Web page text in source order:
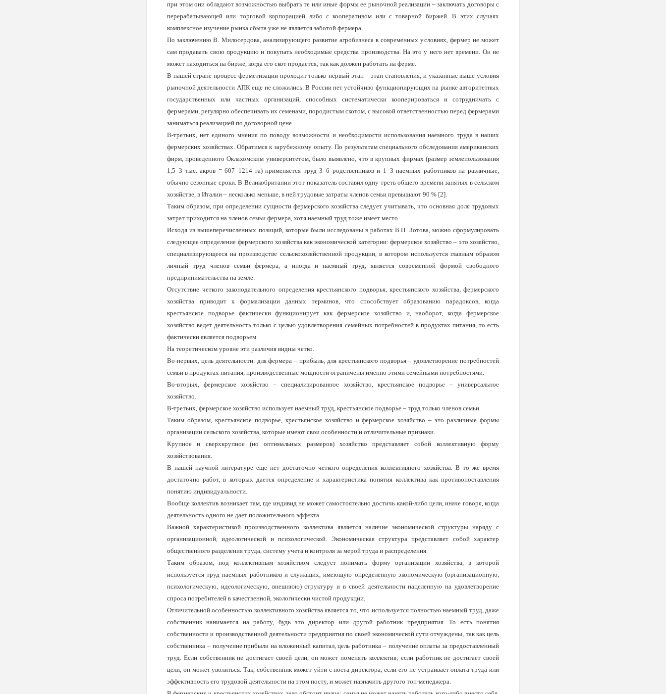
при этом они обладают возможностью выбрать те или иные формы ее рыночной реализации – заключать дого­воры с
перерабатывающей или торговой корпора­цией либо с кооперативом или с товарной биржей. В этих случаях
комплексное изучение рынка сбыта уже не является заботой фермера.
По заключению В. Милосердова, анализирую­щего развитие агробизнеса в современных условиях, фермер не может
сам продавать свою продукцию и покупать необходимые средства производства. На это у него нет времени. Он не
может находиться на бирже, когда его скот продается, так как должен ра­ботать на ферме.
В нашей стране процесс ферметизации проходит только первый этап – этап становления, и указанные выше условия
рыночной деятельности АПК еще не сложились. В России нет устойчиво функциони­рующих на рынке авторитетных
государственных или частных организаций, способных систематиче­ски кооперироваться и сотрудничать с
фермерами, регулярно обеспечивать их семенами, породистым скотом, с высокой ответственностью перед ферме­рами
заниматься реализацией по договорной цене.
В-третьих, нет единого мнения по поводу воз­можности и необходимости использования наемного труда в наших
фермерских хозяйствах. Обратимся к зарубежному опыту. По результатам специального обследования американских
фирм, проведенного Оклахомским университетом, было выявлено, что в крупных фирмах (размер землепользования
1,5–3 тыс. акров = 607–1214 га) применяется труд 3–6 род­ственников и 1–3 наемных работников на различные,
обычно сезонные сроки. В Великобритании этот по­казатель составил одну треть общего времени заня­тых в сельском
хозяйстве, в Италии – несколько меньше, в ней трудовые затраты членов семьи пре­вышают 90 % [2].
Таким образом, при определении сущности фер­мерского хозяйства следует учитывать, что основная доля трудовых
затрат приходится на членов семьи фермера, хотя наемный труд тоже имеет место.
Исходя из вышеперечисленных позиций, которые были исследованы в работах В.П. Зотова, можно сформулировать
следующее определение фермер­ского хозяйства как экономической категории: фер­мерское хозяйство – это хозяйство,
специализирую­щееся на производстве сельскохозяйственной про­дукции, в котором используется главным образом
личный труд членов семьи фермера, а иногда и на­емный труд, является современной формой свобод­ного
предпринимательства на земле.
Отсутствие четкого законодательного определе­ния крестьянского подворья, крестьянского хозяй­ства, фермерского
хозяйства приводит к формализа­ции данных терминов, что способствует образова­нию парадоксов, когда
крестьянское подворье фак­тически функционирует как фермерское хозяйство и, наоборот, когда фермерское
хозяйство ведет дея­тельность только с целью удовлетворения семейных потребностей в продуктах питания, то есть
фактиче­ски является подворьем.
На теоретическом уровне эти различия видны четко.
Во-первых, цель деятельности: для фермера – прибыль, для крестьянского подворья – удовлетво­рение потребностей
семьи в продуктах питания, производственные мощности ограничены именно этими семейными потребностями.
Во-вторых,
фермерское хозяйство – специализи­рованное хозяйство, крестьянское подворье – уни­версальное
хозяйство.
В-третьих, фермерское хозяйство использует на­емный труд, крестьянское подворье – труд только членов семьи.
Таким образом, крестьянское подворье, крестьян­ское хозяйство и фермерское хозяйство – это раз­личные формы
организации сельского хозяйства, ко­торые имеют свои особенности и отличительные признаки.
Крупное и сверхкрупное (но оптимальных разме­ров) хозяйство представляет собой коллективную форму
хозяйствования.
В нашей научной литературе еще нет достаточно четкого определения коллективного хозяйства. В то же время
достаточно работ, в которых дается опре­деление и характеристика понятия коллектива как противопоставления
понятию индивидуальности.
Вообще коллектив возникает там, где индивид не может самостоятельно достичь какой-либо цели, иначе говоря, когда
деятельность одного не дает по­ложительного эффекта.
Важной характеристикой производственного коллектива является наличие экономической струк­туры наряду с
организационной, идеологической и психологической. Экономическая структура представляет собой характер
общественного разделения труда, систему учета и контроля за мерой труда и распределения.
Таким образом, под коллективным хозяйством
следует понимать форму организации хозяйства, в которой
используется труд наемных работников и служащих, имеющую определенную экономическую (организационную,
психологическую, идеологиче­скую, внешнюю) структуру и в своей деятельности нацеленную на удовлетворение
спроса потребителей в качественной, экологически чистой продукции.
Отличительной особенностью коллективного хо­зяйства является то, что используется полностью на­емный труд, даже
собственник нанимается на ра­боту, будь это директор или другой работник пред­приятия. То есть понятия
собственности и производ­ственной деятельности предприятия по своей эконо­мической сути отчуждены, так как цель
собствен­ника – получение прибыли на вложенный капитал, цель работника – получение оплаты за предостав­ленный
труд. Если собственник не достигает своей цели, он может поменять коллектив; если работник не достигает своей
цели, он может уволиться. Так, собственник может уйти с поста директора, если его не устраивает оплата труда или
эффективность его трудовой деятельности на этом посту, и может на­значить другого топ-менеджера.